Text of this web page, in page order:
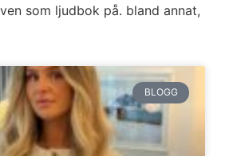
som ljudbok på. bland annat,
BLOGG